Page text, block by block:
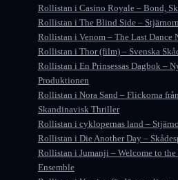
Rollistan i Casino Royale – Bond,
Rollistan i The Blind Side –
Rollistan i Venom – The Last Dance
Rollistan i Thor (film) – Svenska
Rollistan i En Prinsessas Dagbok –
Produktionen
Rollistan i Nora Sand – Flickorna
Skandinavisk Thriller
Rollistan i cyklopernas land –
Rollistan i Die Another Day –
Rollistan i Jumanji – Welcome to the
Ensemble